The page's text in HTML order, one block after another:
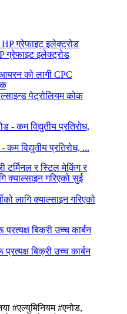
ग्रेफाइट इलेक्ट्रोड
पेट्रोलियम कोक
विद्युतीय प्रतिरोध, ...
लागि क्याल्साइन गरिएको
बिक्री उच्च कार्बन